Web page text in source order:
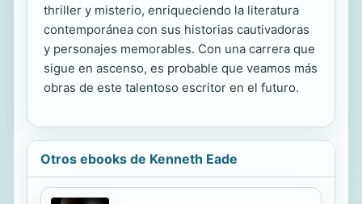
thriller y misterio, enriqueciendo la literatura
contemporánea con sus historias cautivadoras
y personajes memorables. Con una carrera que
sigue en ascenso, es probable que veamos más
obras de este talentoso escritor en el futuro.
Otros ebooks de Kenneth Eade